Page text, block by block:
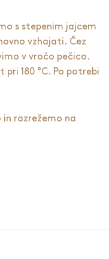
s stepenim jajcem
vzhajati. Čez
v vročo pečico.
pri 180 °C. Po potrebi
in razrežemo na